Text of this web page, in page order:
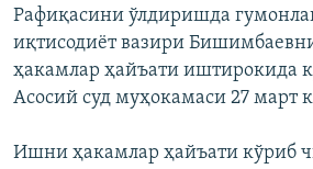
Рафиқасини ўлдиришда
иқтисодиёт вазири
ҳакамлар ҳайъати иштирокида
Асосий суд муҳокамаси 27 март
Ишни ҳакамлар ҳайъати кўриб